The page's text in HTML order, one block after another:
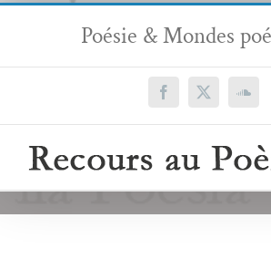
Passer
contenu
Poésie & Mondes
Facebook
X